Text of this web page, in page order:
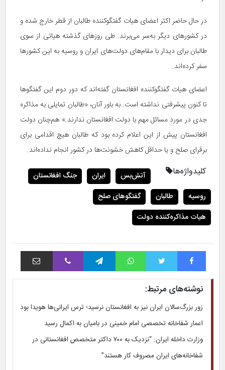
در حال حاضر اکثر اعضای هیات گفتگوکننده طالبان از قطر خارج شده و
در کشورهای دیگر به‌سر می‌برند. طی روزهای گذشته هیاتی از سوی
طالبان برای دیدار با مقام‌های دولت‌های ایران و روسیه به این کشورها
سفر کرده‌اند.
اعضای هیات گفتگوکننده افغانستان گفته‌اند که دور دوم این گفتگوها
تا کنون پیشرفتی نداشته است. به باور آنان، «طالبان تمایلی به مذاکره
جدی در مورد مسائل مهم با دولت افغانستان ندارند.» هم‌چنان دولت
افغانستان پیش از این اعلام کرده بود که طالبان هیچ‌ اقدامی برای
برقرای صلح و یا حداقل کاهش خشونت‌ها در کشور انجام نداده‌اند.
کلیدواژه‌ها آتش‌بس ایران
جنگ افغانستان
روسیه
طالبان
گفتگوهای صلح
هیات مذاکره‌کننده دولت
فیس بوک توییتر واتس آپ تلگرام وایبر اشتراک با ایمیل
نوشته‌های مرتبط:
زور بزرگ‌سالان ایران نیز به افغانستان نرسید؛ ترس ایرانی‌ها هویدا بود
اعمار شفاخانه تخصصی امام خمینی در بامیان به اکمال رسید
وزارت داخله ایران: “نزدیک به ۷۰۰ داکتر متخصص افغانستانی در
شفاخانه‌های ایران مصروف کار هستند”